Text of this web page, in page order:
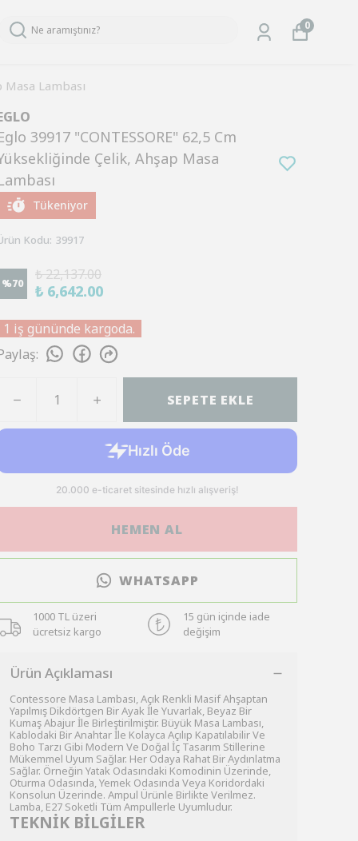
0
Lambası
39917 "CONTESSORE" 62,5 Cm
Çelik, Ahşap Masa
Tükeniyor
Kodu: 39917
%70
₺ 22,137.00
₺ 6,642.00
iş gününde kargoda.
:
SEPETE EKLE
HEMEN AL
WHATSAPP
1000 TL üzeri
ücretsiz kargo
15 gün içinde iade
değişim
Ürün Açıklaması
Contessore Masa Lambası, Açık Renkli Masif Ahşaptan
Yapılmış Dikdörtgen Bir Ayak İle Yuvarlak, Beyaz Bir
Kumaş Abajur İle Birleştirilmiştir. Büyük Masa Lambası,
Kablodaki Bir Anahtar İle Kolayca Açılıp Kapatılabilir Ve
Boho Tarzı Gibi Modern Ve Doğal İç Tasarım Stillerine
Mükemmel Uyum Sağlar. Her Odaya Rahat Bir Aydınlatma
Sağlar. Örneğin Yatak Odasındaki Komodinin Üzerinde,
Oturma Odasında, Yemek Odasında Veya Koridordaki
Konsolun Üzerinde. Ampul Ürünle Birlikte Verilmez.
Lamba, E27 Soketli Tüm Ampullerle Uyumludur.
TEKNİK BİLGİLER